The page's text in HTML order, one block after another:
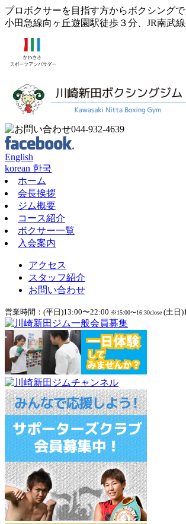
プロボクサーを目指す方からボクシング
小田急線向ヶ丘遊園駅徒歩３分、JR南武
English
korean 한국
ホーム
会長挨拶
ジム概要
コース紹介
ボクサー一覧
入会案内
アクセス
スタッフ紹介
お問い合わせ
営業時間：(平日)13:00〜22:00 ※15:00〜16:30close (土日